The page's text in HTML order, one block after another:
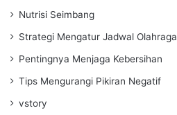
Nutrisi Seimbang
Strategi Mengatur Jadwal Olahraga
Pentingnya Menjaga Kebersihan
Tips Mengurangi Pikiran Negatif
vstory